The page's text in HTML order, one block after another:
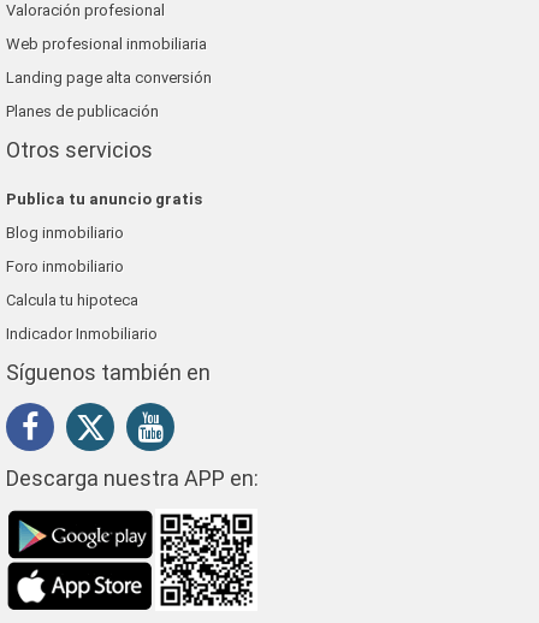
Valoración profesional
Web profesional inmobiliaria
Landing page alta conversión
Planes de publicación
Otros servicios
Publica tu anuncio gratis
Blog inmobiliario
Foro inmobiliario
Calcula tu hipoteca
Indicador Inmobiliario
Síguenos también en
Descarga nuestra APP en: